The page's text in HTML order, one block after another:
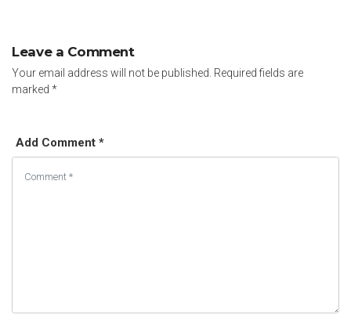
Leave a Comment
Your email address will not be published. Required fields are
marked *
Add Comment *